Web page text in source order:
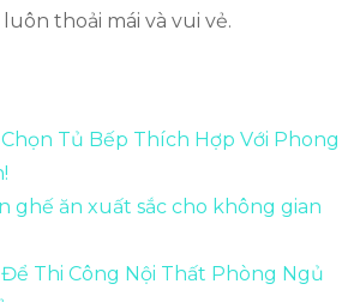
thoải mái và vui vẻ.
Tủ Bếp Thích Hợp Với Phong
ghế ăn xuất sắc cho không gian
Thi Công Nội Thất Phòng Ngủ